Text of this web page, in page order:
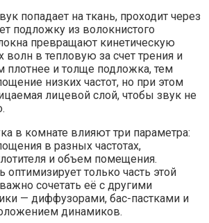
попадает на ткань, проходит через
подложку из волокнистого
превращают кинетическую
в тепловую за счет трения и
плотнее и толще подложка, тем
низких частот, но при этом
лицевой слой, чтобы звук не
в комнате влияют три параметра:
в разных частотах,
и объем помещения.
оптимизирует только часть этой
сочетать её с другими
— диффузорами, бас-пастками и
динамиков.